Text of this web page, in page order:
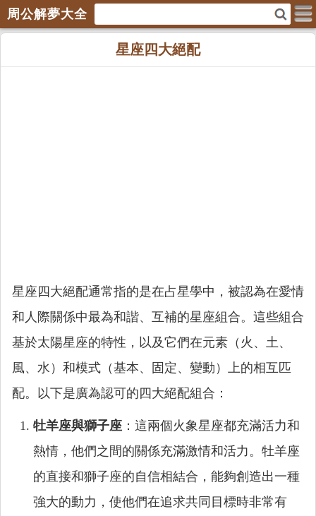
周公解夢大全
星座四大絕配
星座四大絕配通常指的是在占星學中，被認為在愛情
和人際關係中最為和諧、互補的星座組合。這些組合
基於太陽星座的特性，以及它們在元素（火、土、
風、水）和模式（基本、固定、變動）上的相互匹
配。以下是廣為認可的四大絕配組合：
牡羊座與獅子座 ：這兩個火象星座都充滿活力和
熱情，他們之間的關係充滿激情和活力。牡羊座
的直接和獅子座的自信相結合，能夠創造出一種
強大的動力，使他們在追求共同目標時非常有